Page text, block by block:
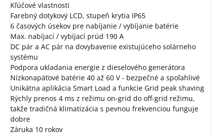
Kľúčové vlastnosti
Farebný dotykový LCD, stupeň krytia IP65
6 časových úsekov pre nabíjanie / vybíjanie batérie
Max. nabíjací / vybíjací prúd 190 A
DC pár a AC pár na dovybavenie existujúceho solárneho
systému
Podpora ukladania energie z dieselového generátora
Nízkonapäťové batérie 40 až 60 V - bezpečné a spoľahlivé
Unikátna aplikácia Smart Load a funkcie Grid peak shaving
Rýchly prenos 4 ms z režimu on-grid do off-grid režimu,
takže tradičná klimatizácia s pevnou frekvenciou funguje
dobre
Záruka 10 rokov